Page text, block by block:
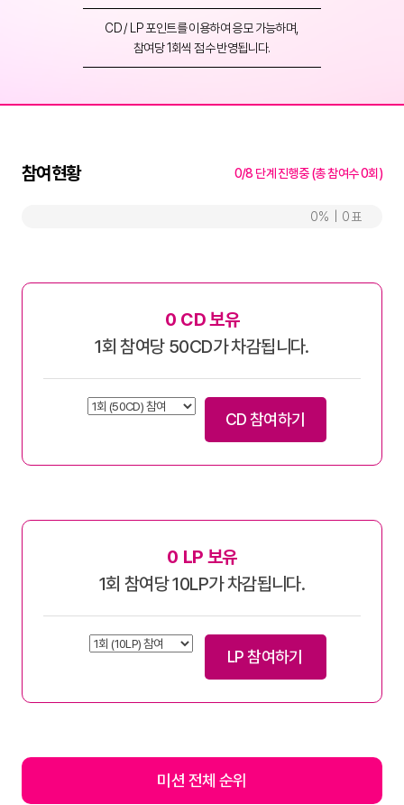
CD / LP 포인트를 이용하여 응모 가능하며,
참여당 1회씩 점수 반영됩니다.
참여현황 0/8 단계 진행중 (총 참여수 0회)
0 0
0 CD 보유
1회 참여당 50CD가 차감됩니다.
CD 참여하기
0 LP 보유
1회 참여당 10LP가 차감됩니다.
LP 참여하기
미션 전체 순위